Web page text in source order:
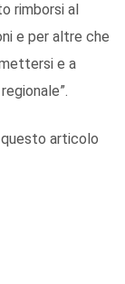
rimborsi al
e per altre che
e a
articolo